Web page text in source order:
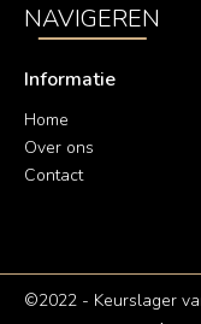
NAVIGEREN
Informatie
Home
Over ons
Contact
©2022 - Keurslager